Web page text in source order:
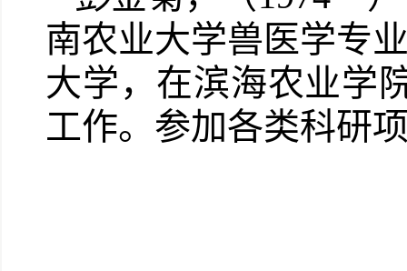
南农业大学兽医学专
大学，在滨海农业学
工作。参加各类科研